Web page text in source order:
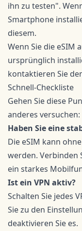
ihn zu testen".
Smartphone
diesem.
Wenn Sie die eSIM
ursprünglich
kontaktieren Sie
Schnell-Checkliste
Gehen Sie diese
anderes versuchen:
Haben Sie eine
Die eSIM kann
werden. Verbinden
ein starkes
Ist ein VPN aktiv?
Schalten Sie jedes
Sie zu den
deaktivieren Sie es.